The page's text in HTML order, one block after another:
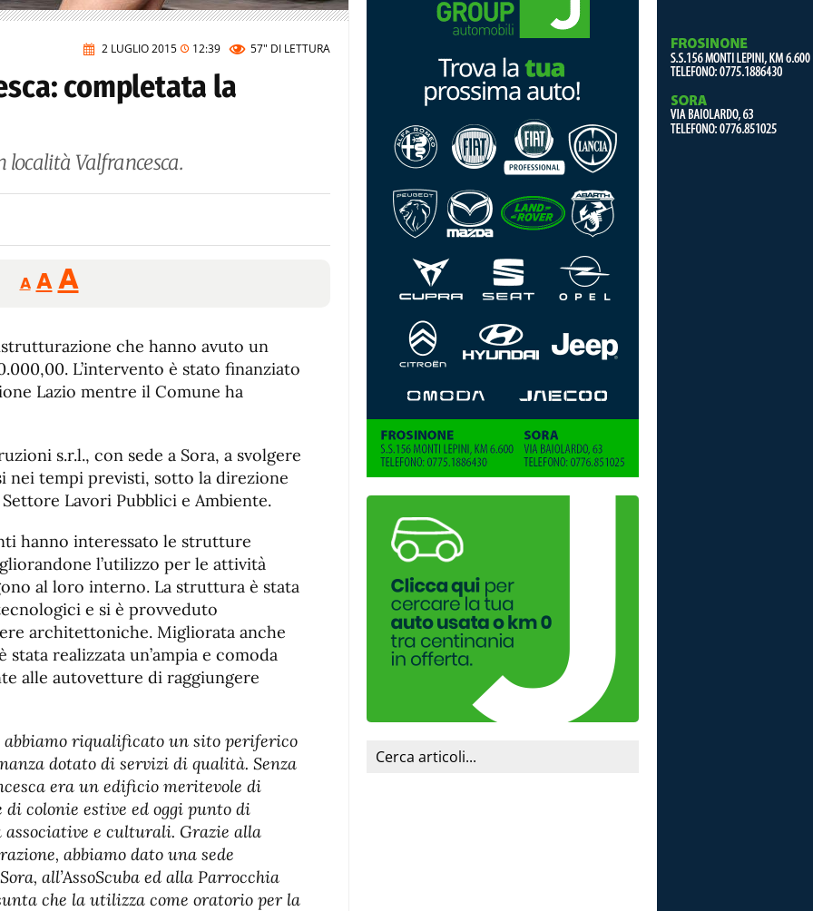
2 LUGLIO 2015 12:39 57" DI LETTURA
completata la
località Valfrancesca.
A
Reducir
tamaño
A Restablecer
tamaño
de
fuente
AAumentar
de
fuente.
che hanno avuto un
L’intervento è stato finanziato
Lazio mentre il Comune ha
s.r.l., con sede a Sora, a svolgere
nei tempi previsti, sotto la direzione
Settore Lavori Pubblici e Ambiente.
hanno interessato le strutture
l’utilizzo per le attività
al loro interno. La struttura è stata
e si è provveduto
architettoniche. Migliorata anche
stata realizzata un’ampia e comoda
alle autovetture di raggiungere
abbiamo riqualificato un sito periferico
dotato di servizi di qualità. Senza
era un edificio meritevole di
di colonie estive ed oggi punto di
e culturali. Grazie alla
abbiamo dato una sede
all’AssoScuba ed alla Parrocchia
che la utilizza come oratorio per la